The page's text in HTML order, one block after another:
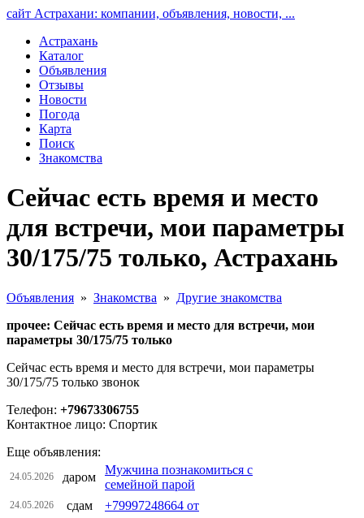
сайт Астрахани: компании, объявления, новости, ...
Астрахань
Каталог
Объявления
Отзывы
Новости
Погода
Карта
Поиск
Знакомства
Сейчас есть время и место
для встречи, мои параметры
30/175/75 только, Астрахань
Объявления » Знакомства » Другие знакомства
прочее: Сейчас есть время и место для встречи, мои
параметры 30/175/75 только
Сейчас есть время и место для встречи, мои параметры
30/175/75 только звонок
Телефон: +79673306755
Контактное лицо: Спортик
Еще объявления:
24.05.2026 даром
Мужчина познакомиться с
семейной парой
24.05.2026 сдам +79997248664 от